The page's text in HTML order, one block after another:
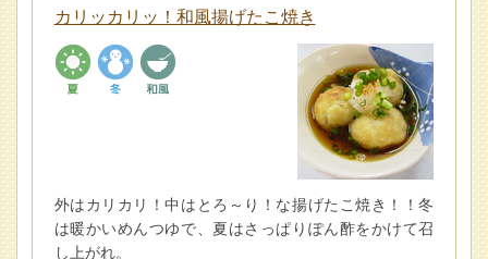
カリッカリッ！和風揚げたこ焼き
外はカリカリ！中はとろ～り！な揚げたこ焼き！！冬
は暖かいめんつゆで、夏はさっぱりぽん酢をかけて召
し上がれ。